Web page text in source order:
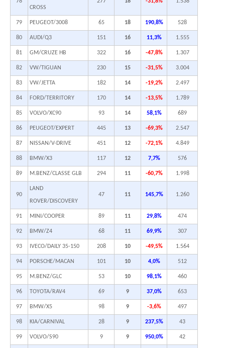
CROSS
79 PEUGEOT/3008 65 18 190,8% 528
80 AUDI/Q3 151 16 11,3% 1.555
81 GM/CRUZE HB 322 16 -47,8% 1.307
82 VW/TIGUAN 230 15 -31,5% 3.004
83 VW/JETTA 182 14 -19,2% 2.497
84 FORD/TERRITORY 170 14 -13,5% 1.789
85 VOLVO/XC90 93 14 58,1% 689
86 PEUGEOT/EXPERT 445 13 -69,3% 2.547
87 NISSAN/V-DRIVE 451 12 -72,1% 4.849
88 BMW/X3 117 12 7,7% 576
89 M.BENZ/CLASSE GLB 294 11 -60,7% 1.998
90
LAND
ROVER/DISCOVERY
47 11 145,7% 1.260
91 MINI/COOPER 89 11 29,8% 474
92 BMW/Z4 68 11 69,9% 307
93 IVECO/DAILY 35-150 208 10 -49,5% 1.564
94 PORSCHE/MACAN 101 10 4,0% 512
95 M.BENZ/GLC 53 10 98,1% 460
96 TOYOTA/RAV4 69 9 37,0% 653
97 BMW/X5 98 9 -3,6% 497
98 KIA/CARNIVAL 28 9 237,5% 43
99 VOLVO/S90 9 9 950,0% 42